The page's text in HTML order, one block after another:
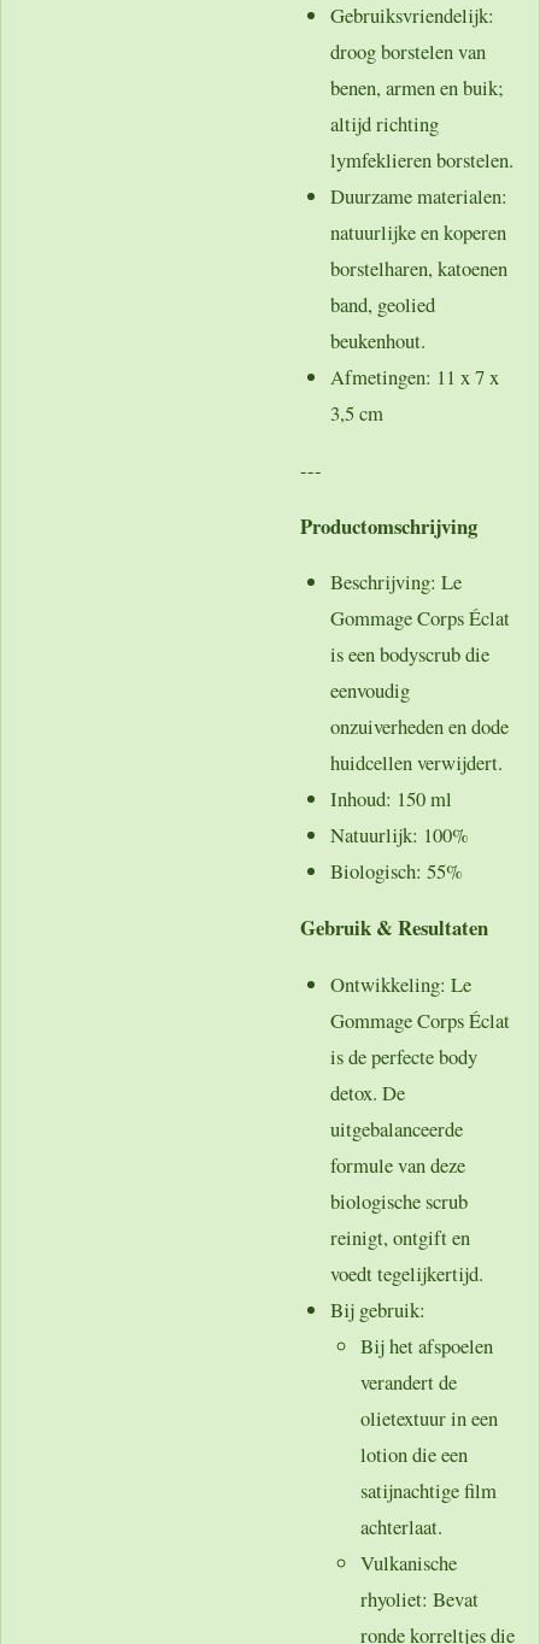
Gebruiksvriendelijk:
droog borstelen van
benen, armen en buik;
altijd richting
lymfeklieren borstelen.
Duurzame materialen:
natuurlijke en koperen
borstelharen, katoenen
band, geolied
beukenhout.
Afmetingen: 11 x 7 x
3,5 cm
---
Productomschrijving
Beschrijving: Le
Gommage Corps Éclat
is een bodyscrub die
eenvoudig
onzuiverheden en dode
huidcellen verwijdert.
Inhoud: 150 ml
Natuurlijk: 100%
Biologisch: 55%
Gebruik & Resultaten
Ontwikkeling: Le
Gommage Corps Éclat
is de perfecte body
detox. De
uitgebalanceerde
formule van deze
biologische scrub
reinigt, ontgift en
voedt tegelijkertijd.
Bij gebruik:
Bij het afspoelen
verandert de
olietextuur in een
lotion die een
satijnachtige film
achterlaat.
Vulkanische
rhyoliet: Bevat
ronde korreltjes die